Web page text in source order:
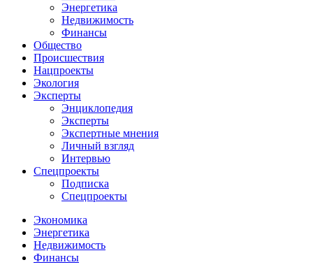
Энергетика
Недвижимость
Финансы
Общество
Происшествия
Нацпроекты
Экология
Эксперты
Энциклопедия
Эксперты
Экспертные мнения
Личный взгляд
Интервью
Спецпроекты
Подписка
Спецпроекты
Экономика
Энергетика
Недвижимость
Финансы